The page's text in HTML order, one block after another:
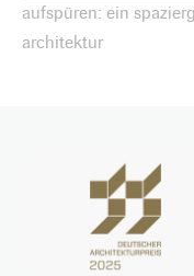
aufspüren: ein
architektur